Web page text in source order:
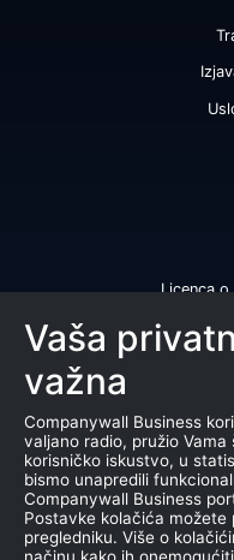
Licenca
Sertifikat
Vaša
važna
Companywall Business
valjano radio, pružio
korisničko iskustvo, u
bismo unapredili
Companywall Business
Postavke kolačića možete
pregledniku. Više o